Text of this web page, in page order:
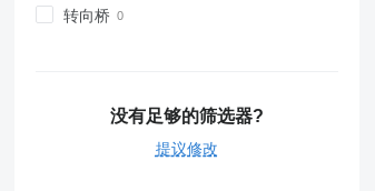
转向桥
没有足够的筛选器?
提议修改